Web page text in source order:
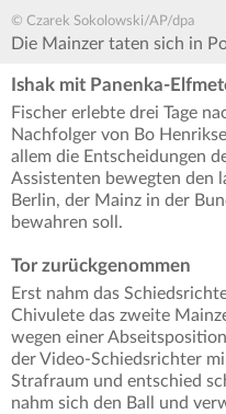
© Czarek Sokolowski/AP/dpa
Die Mainzer taten sich in
Ishak mit Panenka-
Fischer erlebte drei Tage
Nachfolger von Bo
allem die Entscheidungen
Assistenten bewegten den
Berlin, der Mainz in der
bewahren soll.
Tor zurückgenommen
Erst nahm das
Chivulete das zweite
wegen einer
der Video-Schiedsrichter
Strafraum und entschied
nahm sich den Ball und